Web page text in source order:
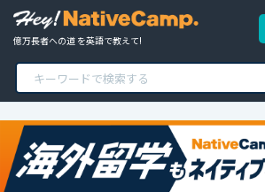
億万長者への道 を英語で教えて!